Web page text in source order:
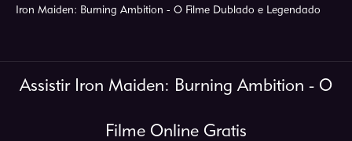
Iron Maiden: Burning Ambition - O Filme Dublado e Legendado
Assistir Iron Maiden: Burning Ambition - O
Filme Online Gratis